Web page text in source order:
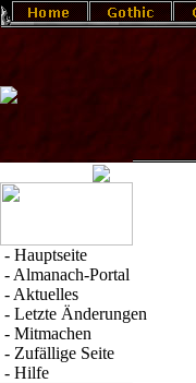
- Hauptseite
- Almanach-Portal
- Aktuelles
- Letzte Änderungen
- Mitmachen
- Zufällige Seite
- Hilfe